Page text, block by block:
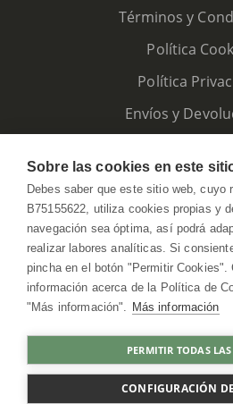
Términos y
Política
Política
Envíos y
HerbolarioWeb © 2026. All
Sobre las cookies en este
Debes saber que este sitio web, cuyo
B75155622, utiliza cookies propias y
navegación sea óptima, así podrá
realizar labores analíticas. Si
pincha en el botón "Permitir Cookies".
información acerca de la Política de
"Más información". Más información
PERMITIR TODAS
CONFIGURACIÓN